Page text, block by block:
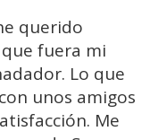
querido
fuera mi
Lo que
unos amigos
Me